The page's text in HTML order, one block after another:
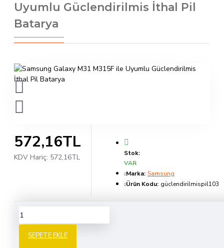
Uyumlu Güclendirilmis İthal Pil
Batarya
572,16TL
KDV Hariç: 572,16TL
Stok:
VAR
Marka: Samsung
Ürün Kodu: güclendirilmispil103
SEPETE EKLE